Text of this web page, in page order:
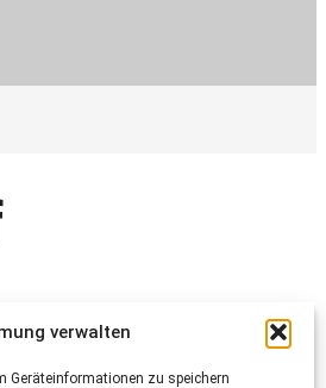
verwalten
Geräteinformationen zu speichern